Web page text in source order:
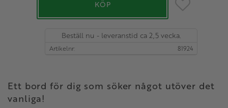
KÖP
Beställ nu - leveranstid ca 2,5 vecka.
Artikelnr 81924
Ett bord för dig som söker något utöver det
vanliga!